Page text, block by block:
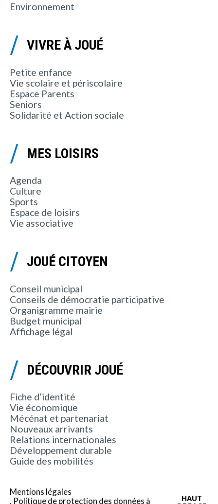
Environnement
VIVRE À JOUÉ
Petite enfance
Vie scolaire et périscolaire
Espace Parents
Seniors
Solidarité et Action sociale
MES LOISIRS
Agenda
Culture
Sports
Espace de loisirs
Vie associative
JOUÉ CITOYEN
Conseil municipal
Conseils de démocratie participative
Organigramme mairie
Budget municipal
Affichage légal
DÉCOUVRIR JOUÉ
Fiche d’identité
Vie économique
Mécénat et partenariat
Nouveaux arrivants
Relations internationales
Développement durable
Guide des mobilités
Mentions légales
Politique de protection des données à
HAUT